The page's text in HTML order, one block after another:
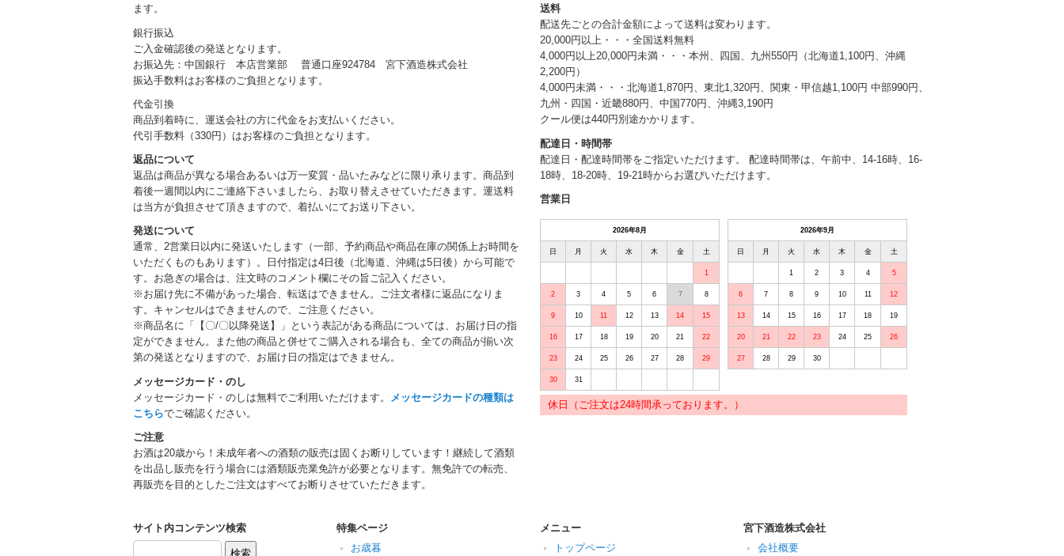
ます。
銀行振込
ご入金確認後の発送となります。
お振込先：中国銀行 本店営業部 普通口座924784 宮下酒造株式会社
振込手数料はお客様のご負担となります。
代金引換
商品到着時に、運送会社の方に代金をお支払いください。
代引手数料（330円）はお客様のご負担となります。
返品について
返品は商品が異なる場合あるいは万一変質・品いたみなどに限り承ります。商品到
着後一週間以内にご連絡下さいましたら、お取り替えさせていただきます。運送料
は当方が負担させて頂きますので、着払いにてお送り下さい。
発送について
通常、2営業日以内に発送いたします（一部、予約商品や商品在庫の関係上お時間を
いただくものもあります）。日付指定は4日後（北海道、沖縄は5日後）から可能で
す。お急ぎの場合は、注文時のコメント欄にその旨ご記入ください。
※お届け先に不備があった場合、転送はできません。ご注文者様に返品になりま
す。キャンセルはできませんので、ご注意ください。
※商品名に「【〇/〇以降発送】」という表記がある商品については、お届け日の指
定ができません。また他の商品と併せてご購入される場合も、全ての商品が揃い次
第の発送となりますので、お届け日の指定はできません。
メッセージカード・のし
メッセージカード・のしは無料でご利用いただけます。
メッセージカードの種類は
こちらでご確認ください。
ご注意
お酒は20歳から！未成年者への酒類の販売は固くお断りしています！継続して酒類
を出品し販売を行う場合には酒類販売業免許が必要となります。無免許での転売、
再販売を目的としたご注文はすべてお断りさせていただきます。
送料
配送先ごとの合計金額によって送料は変わります。
20,000円以上・・・全国送料無料
4,000円以上20,000円未満・・・本州、四国、九州550円（北海道1,100円、沖縄
2,200円）
4,000円未満・・・北海道1,870円、東北1,320円、関東・甲信越1,100円 中部990円、
九州・四国・近畿880円、中国770円、沖縄3,190円
クール便は440円別途かかります。
配達日・時間帯
配達日・配達時間帯をご指定いただけます。 配達時間帯は、午前中、14-16時、16-
18時、18-20時、19-21時からお選びいただけます。
営業日
2026年8月
日 月 火 水 木 金 土
1
2 3 4 5 6 7 8
9 10 11 12 13 14 15
16 17 18 19 20 21 22
23 24 25 26 27 28 29
30 31
2026年9月
日 月 火 水 木 金 土
1 2 3 4 5
6 7 8 9 10 11 12
13 14 15 16 17 18 19
20 21 22 23 24 25 26
27 28 29 30
休日（ご注文は24時間承っております。）
サイト内コンテンツ検索
特集ページ
お歳暮
メニュー
トップページ
宮下酒造株式会社
会社概要